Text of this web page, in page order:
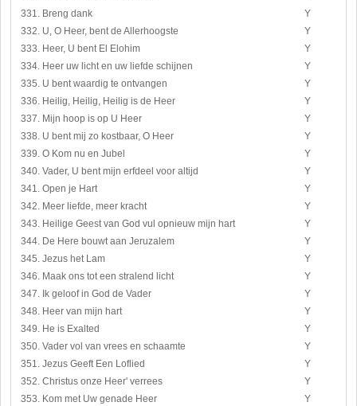
331. Breng dank
Y
332. U, O Heer, bent de Allerhoogste
Y
333. Heer, U bent El Elohim
Y
334. Heer uw licht en uw liefde schijnen
Y
335. U bent waardig te ontvangen
Y
336. Heilig, Heilig, Heilig is de Heer
Y
337. Mijn hoop is op U Heer
Y
338. U bent mij zo kostbaar, O Heer
Y
339. O Kom nu en Jubel
Y
340. Vader, U bent mijn erfdeel voor altijd
Y
341. Open je Hart
Y
342. Meer liefde, meer kracht
Y
343. Heilige Geest van God vul opnieuw mijn hart
Y
344. De Here bouwt aan Jeruzalem
Y
345. Jezus het Lam
Y
346. Maak ons tot een stralend licht
Y
347. Ik geloof in God de Vader
Y
348. Heer van mijn hart
Y
349. He is Exalted
Y
350. Vader vol van vrees en schaamte
Y
351. Jezus Geeft Een Loflied
Y
352. Christus onze Heer' verrees
Y
353. Kom met Uw genade Heer
Y